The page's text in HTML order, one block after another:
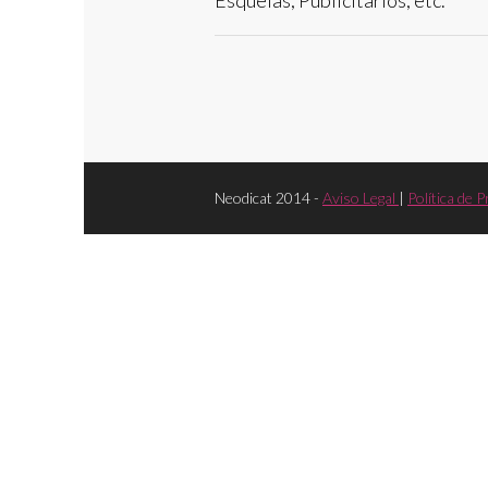
Neodicat 2014 - Aviso Legal | Política de